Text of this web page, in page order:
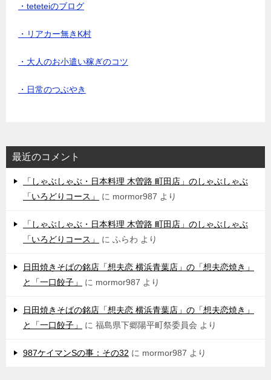
・teteteiのブログ
・リアカー無きK村
・大人のお小遣い稼ぎのコツ
・日常のつぶやき
最近のコメント
「しゃぶしゃぶ・日本料理 木曽路 町田店」のしゃぶしゃぶ
「いろどりコース」
に mormor987 より
「しゃぶしゃぶ・日本料理 木曽路 町田店」のしゃぶしゃぶ
「いろどりコース」
に ふらわ より
日田焼きそばの銘店「想夫恋 横浜青葉店」の「想夫恋焼き」
と「一口餃子」
に mormor987 より
日田焼きそばの銘店「想夫恋 横浜青葉店」の「想夫恋焼き」
と「一口餃子」
に 福島県下郷陽平町祭委員会 より
987ケイマンSの事：その32 に mormor987 より